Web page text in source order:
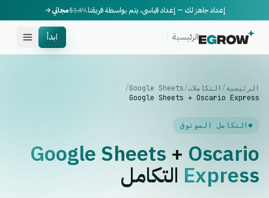
إعداد جاهز لك — إعداد قياسي، يتم بواسطة فريقنا.$149مجاني
الرئيسية ابدأ
الرئيسية/ التكاملات/
Google Sheets
/
Google Sheets + Oscario Express
التكامل الموثوق
Google Sheets + Oscario
Express التكامل